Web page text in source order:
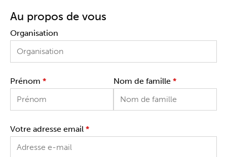
Au propos de vous
Organisation
Prénom * Nom de famille *
Votre adresse email *